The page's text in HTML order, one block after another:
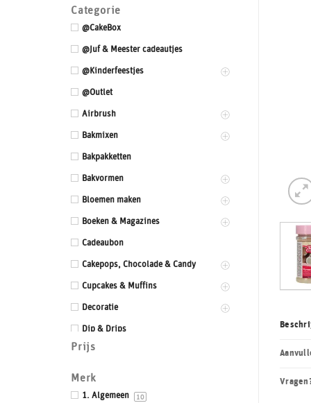
Categorie
@CakeBox
@Juf & Meester cadeautjes
@Kinderfeestjes
@Outlet
Airbrush
Bakmixen
Bakpakketten
Bakvormen
Bloemen maken
Boeken & Magazines
Cadeaubon
Cakepops, Chocolade & Candy
Cupcakes & Muffins
Decoratie
Dip & Drips
Dozen & Dummies
Drums & Boards
Eetbaar kant
Prijs
Merk
1. Algemeen 10